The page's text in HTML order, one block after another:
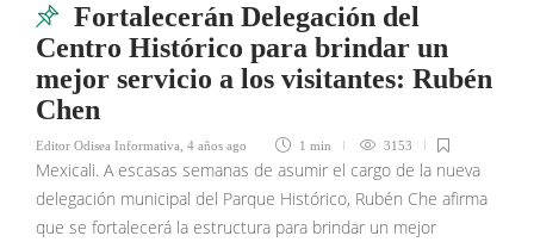
Fortalecerán Delegación del
Centro Histórico para brindar un
mejor servicio a los visitantes: Rubén
Chen
Editor Odisea Informativa, 4 años ago 1 min 3153
Mexicali. A escasas semanas de asumir el cargo de la nueva
delegación municipal del Parque Histórico, Rubén Che afirma
que se fortalecerá la estructura para brindar un mejor